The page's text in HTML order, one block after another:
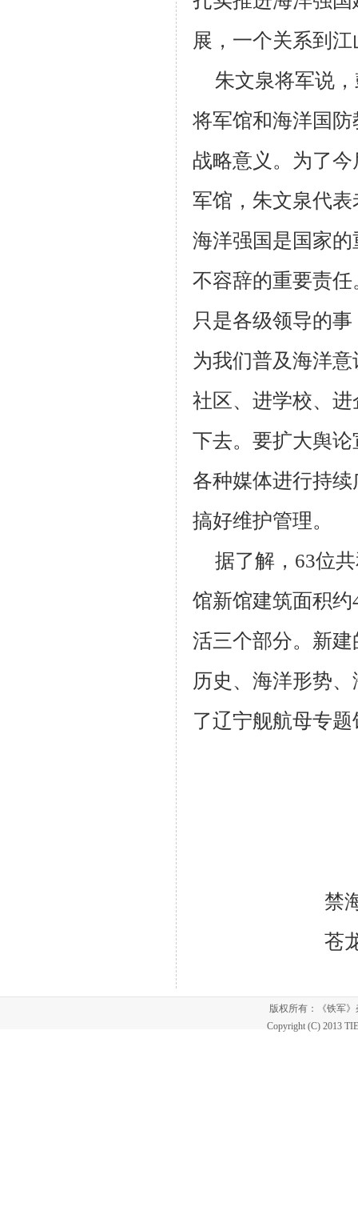
展，一个关系到
朱文泉将军说
将军馆和海洋国
战略意义。为了
军馆，朱文泉代
海洋强国是国家
不容辞的重要责任
只是各级领导的
为我们普及海洋
社区、进学校、
下去。 要扩大舆论
各种媒体进行持
搞好维护管理。
据了解， 63位
馆新馆建筑面积约
活三个部分。新
历史、海洋形势
了辽宁舰航母专
禁
苍
版权所有：《铁军
Copyright (C) 2013